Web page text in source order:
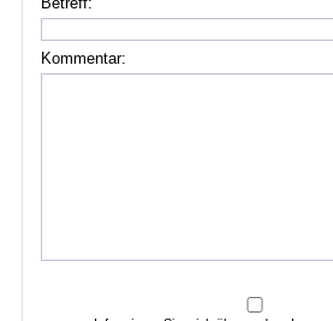
Kommentar: